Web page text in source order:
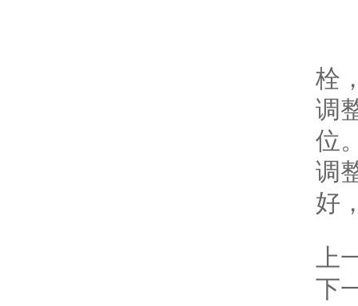
栓
调
位
调
好
上
下